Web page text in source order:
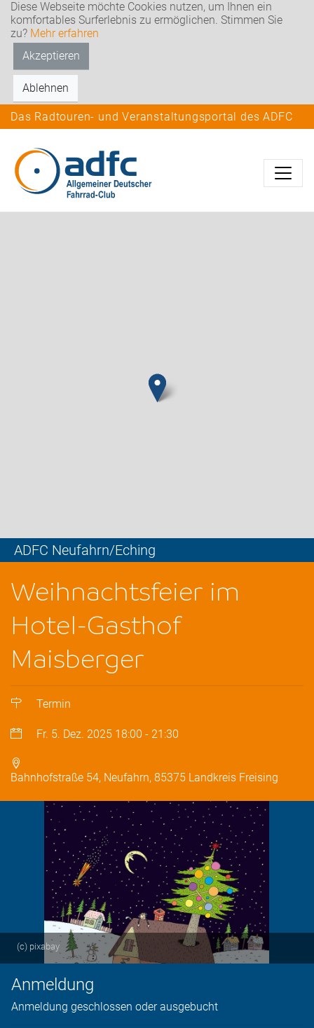
Diese Webseite möchte Cookies nutzen, um Ihnen ein
komfortables Surferlebnis zu ermöglichen. Stimmen Sie
zu? Mehr erfahren
Akzeptieren
Ablehnen
Das Radtouren- und Veranstaltungsportal des ADFC
ADFC Neufahrn/Eching
Weihnachtsfeier im
Hotel-Gasthof
Maisberger
Termin
Fr. 5. Dez. 2025 18:00 - 21:30
Bahnhofstraße 54, Neufahrn, 85375 Landkreis Freising
(c) pixabay
Anmeldung
Anmeldung geschlossen oder ausgebucht